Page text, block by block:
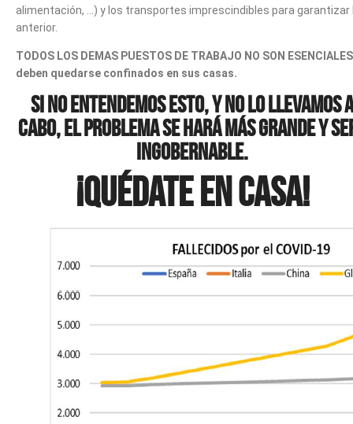
alimentación, …) y los transportes imprescindibles para garantizar
anterior.
TODOS LOS DEMAS PUESTOS DE TRABAJO NO SON
deben quedarse confinados en sus casas.
Si no entendemos esto, y no lo llevamos a
cabo, el problema se hará más grande y
ingobernable.
¡Quédate en casa!